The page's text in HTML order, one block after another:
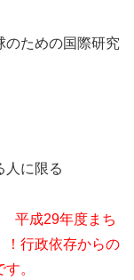
のための国際研究
人に限る
平成29年度まち
！行政依存からの
。